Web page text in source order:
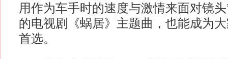
用作为车手时的速度与激情来面对镜
的电视剧《蜗居》主题曲，也能成为
首选。